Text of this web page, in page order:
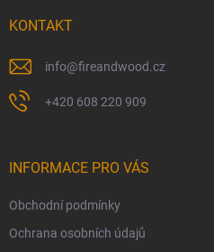
KONTAKT
info@fireandwood.cz
+420 608 220 909
INFORMACE PRO VÁS
Obchodní podmínky
Ochrana osobních údajů